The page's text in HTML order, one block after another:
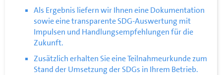
Als Ergebnis liefern wir Ihnen eine Dokumentation
sowie eine transparente SDG-Auswertung mit
Impulsen und Handlungsempfehlungen für die
Zukunft.
Zusätzlich erhalten Sie eine Teilnahmeurkunde zum
Stand der Umsetzung der SDGs in Ihrem Betrieb.